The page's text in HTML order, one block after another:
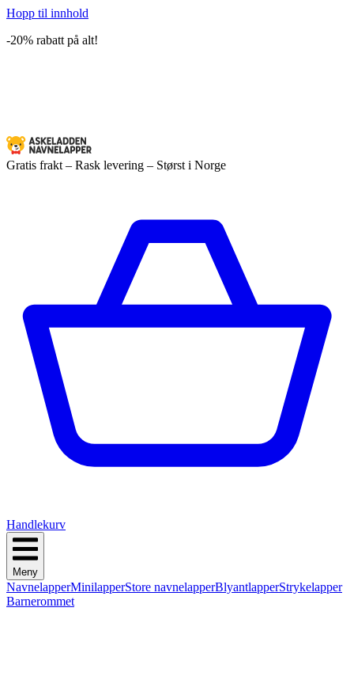
Hopp til innhold
-20% rabatt på alt!
Gratis frakt – Rask levering – Størst i Norge
Handlekurv
Meny
NavnelapperMinilapperStore navnelapperBlyantlapperStrykelapper
Barnerommet